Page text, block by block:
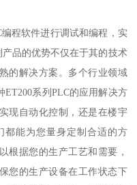
程软件进行调试和编程，实
品的优势不仅在于其的技术
的解决方案。多个行业领域
系列PLC的应用解决方
现自动化控制，还是在楼宇
都能为您量身定制合适的方
根据您的生产工艺和需要，
您的生产设备在工作状态下